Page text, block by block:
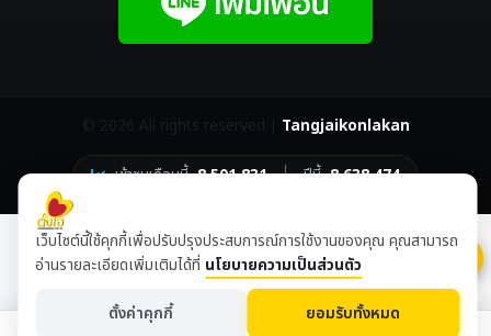
เข้าชมเดือนนี้ 8,501,831 ปีนี้ 8,638,474
© 2026 All rights reserved | Tangjaikonlakan
เว็บไซต์นี้ใช้คุกกี้เพื่อปรับปรุงประสบการณ์การใช้งานของคุณ คุณสามารถ
อ่านรายละเอียดเพิ่มเติมได้ที่ นโยบายความเป็นส่วนตัว
ตั้งค่าคุกกี้ ยอมรับทั้งหมด